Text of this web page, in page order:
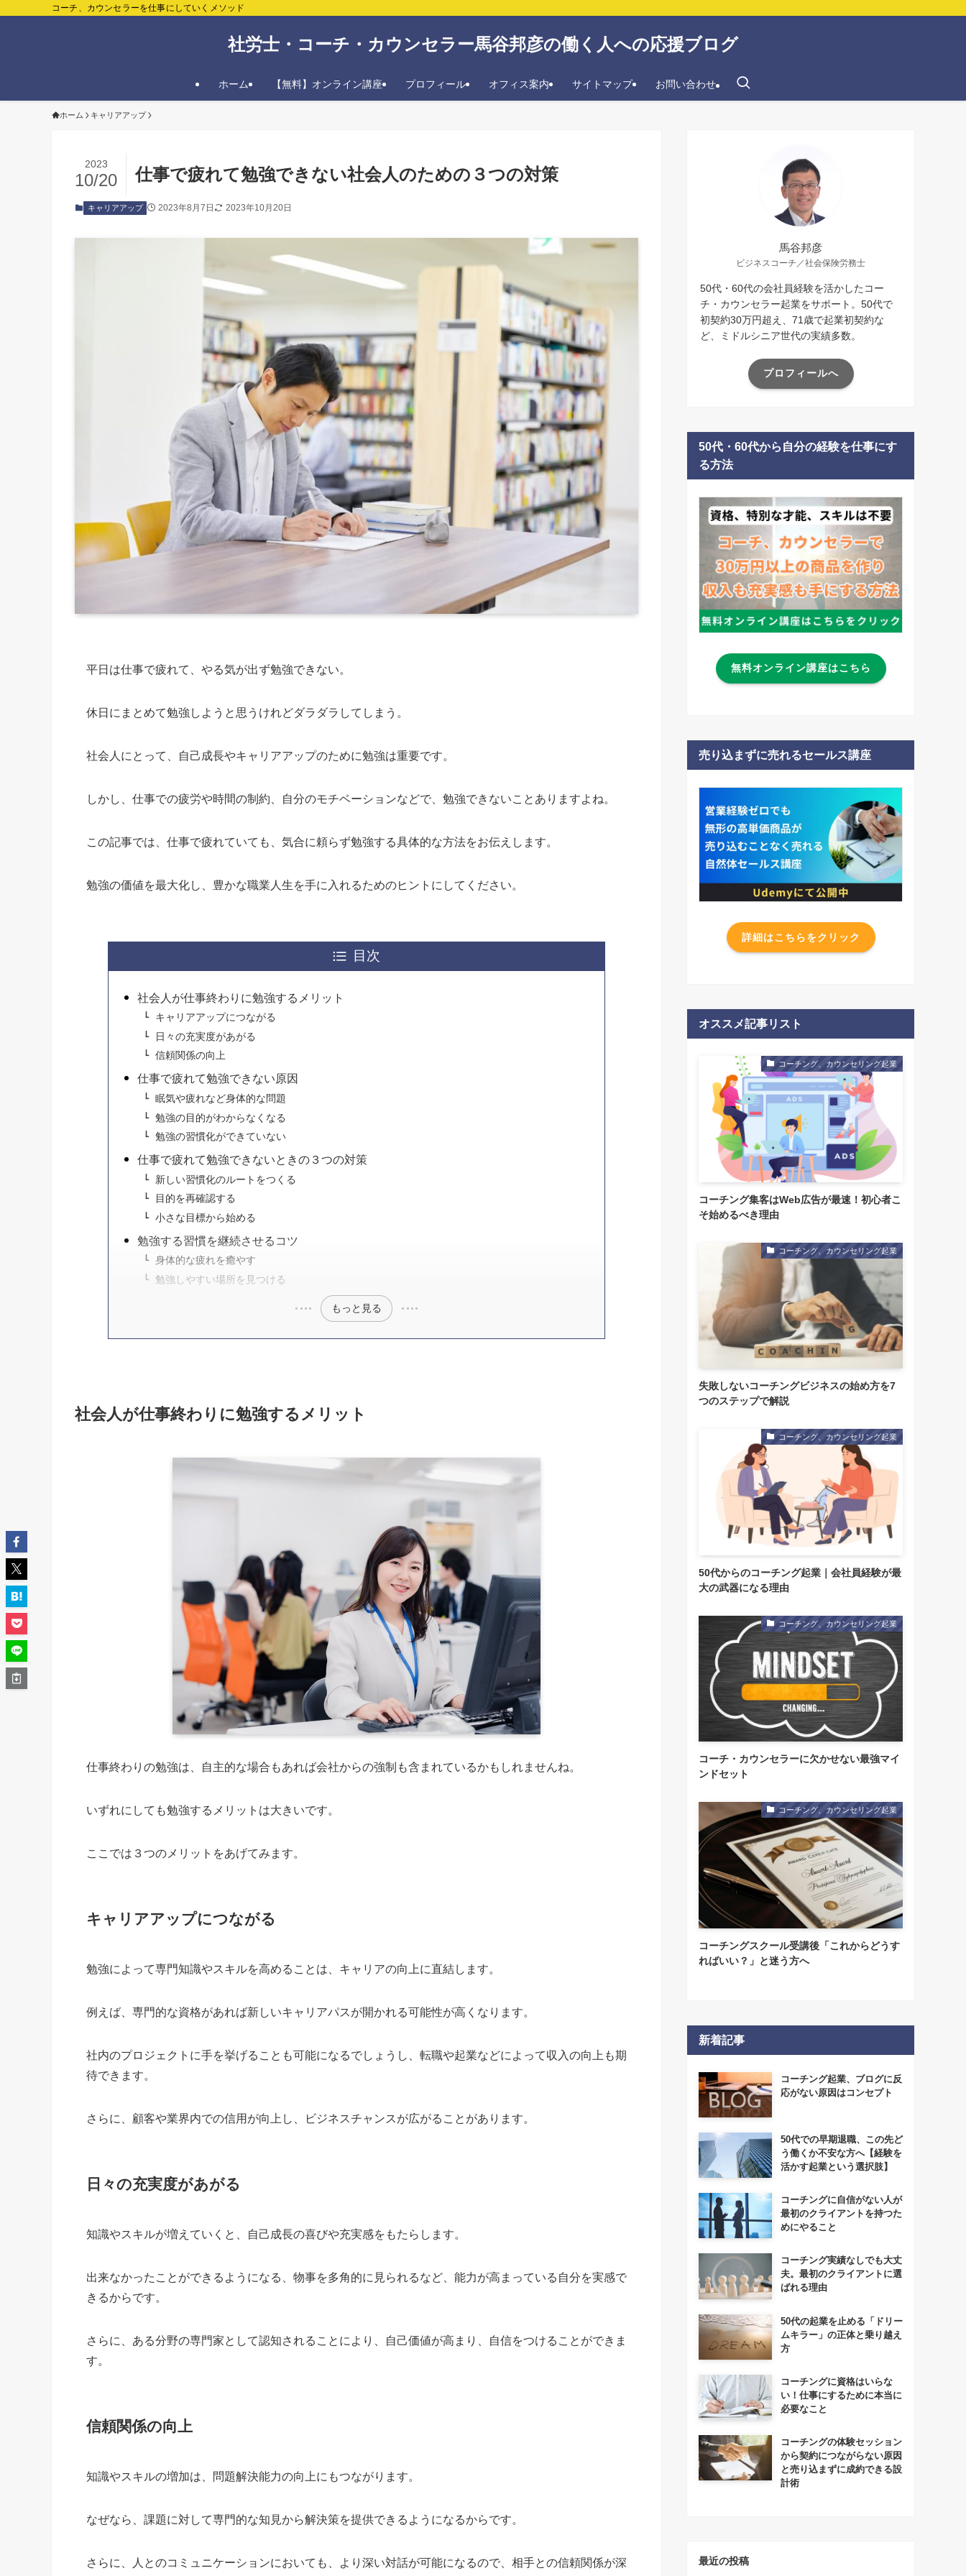
コーチ、カウンセラーを仕事にしていくメソッド
社労士・コーチ・カウンセラー馬谷邦彦の働く人への応援ブログ
ホーム 【無料】オンライン講座 プロフィール オフィス案内 サイトマップ お問い合わせ
ホーム キャリアアップ
仕事で疲れて勉強できない社会人のための３つの対策
2023
10/20
キャリアアップ 2023年8月7日 2023年10月20日
平日は仕事で疲れて、やる気が出ず勉強できない。
休日にまとめて勉強しようと思うけれどダラダラしてしまう。
社会人にとって、自己成長やキャリアアップのために勉強は重要です。
しかし、仕事での疲労や時間の制約、自分のモチベーションなどで、勉強できないことありますよね。
この記事では、仕事で疲れていても、気合に頼らず勉強する具体的な方法をお伝えします。
勉強の価値を最大化し、豊かな職業人生を手に入れるためのヒントにしてください。
目次
社会人が仕事終わりに勉強するメリット
キャリアアップにつながる
日々の充実度があがる
信頼関係の向上
仕事で疲れて勉強できない原因
眠気や疲れなど身体的な問題
勉強の目的がわからなくなる
勉強の習慣化ができていない
仕事で疲れて勉強できないときの３つの対策
新しい習慣化のルートをつくる
目的を再確認する
小さな目標から始める
勉強する習慣を継続させるコツ
身体的な疲れを癒やす
勉強しやすい場所を見つける
もっと見る
社会人が仕事終わりに勉強するメリット
仕事終わりの勉強は、自主的な場合もあれば会社からの強制も含まれているかもしれませんね。
いずれにしても勉強するメリットは大きいです。
ここでは３つのメリットをあげてみます。
キャリアアップにつながる
勉強によって専門知識やスキルを高めることは、キャリアの向上に直結します。
例えば、専門的な資格があれば新しいキャリアパスが開かれる可能性が高くなります。
社内のプロジェクトに手を挙げることも可能になるでしょうし、転職や起業などによって収入の向上も期
待できます。
さらに、顧客や業界内での信用が向上し、ビジネスチャンスが広がることがあります。
日々の充実度があがる
知識やスキルが増えていくと、自己成長の喜びや充実感をもたらします。
出来なかったことができるようになる、物事を多角的に見られるなど、能力が高まっている自分を実感で
きるからです。
さらに、ある分野の専門家として認知されることにより、自己価値が高まり、自信をつけることができま
す。
信頼関係の向上
知識やスキルの増加は、問題解決能力の向上にもつながります。
なぜなら、課題に対して専門的な知見から解決策を提供できるようになるからです。
さらに、人とのコミュニケーションにおいても、より深い対話が可能になるので、相手との信頼関係が深
馬谷邦彦
ビジネスコーチ／社会保険労務士
50代・60代の会社員経験を活かしたコー
チ・カウンセラー起業をサポート。50代で
初契約30万円超え、71歳で起業初契約な
ど、ミドルシニア世代の実績多数。
プロフィールへ
50代・60代から自分の経験を仕事にす
る方法
無料オンライン講座はこちら
売り込まずに売れるセールス講座
詳細はこちらをクリック
オススメ記事リスト
コーチング、カウンセリング起業
コーチング集客はWeb広告が最速！初心者こ
そ始めるべき理由
コーチング、カウンセリング起業
失敗しないコーチングビジネスの始め方を7
つのステップで解説
コーチング、カウンセリング起業
50代からのコーチング起業｜会社員経験が最
大の武器になる理由
コーチング、カウンセリング起業
コーチ・カウンセラーに欠かせない最強マイ
ンドセット
コーチング、カウンセリング起業
コーチングスクール受講後「これからどうす
ればいい？」と迷う方へ
新着記事
コーチング起業、ブログに反
応がない原因はコンセプト
50代での早期退職、この先ど
う働くか不安な方へ【経験を
活かす起業という選択肢】
コーチングに自信がない人が
最初のクライアントを持つた
めにやること
コーチング実績なしでも大丈
夫。最初のクライアントに選
ばれる理由
50代の起業を止める「ドリー
ムキラー」の正体と乗り越え
方
コーチングに資格はいらな
い！仕事にするために本当に
必要なこと
コーチングの体験セッション
から契約につながらない原因
と売り込まずに成約できる設
計術
最近の投稿